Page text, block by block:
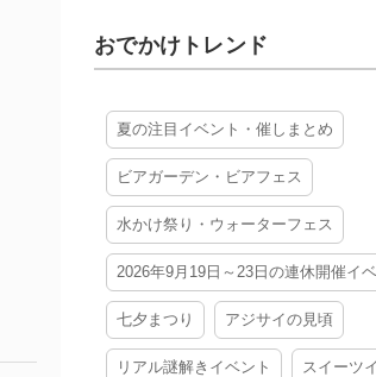
おでかけトレンド
夏の注目イベント・催しまとめ
ビアガーデン・ビアフェス
水かけ祭り・ウォーターフェス
2026年9月19日～23日の連休開催イ
七夕まつり アジサイの見頃
リアル謎解きイベント スイーツ